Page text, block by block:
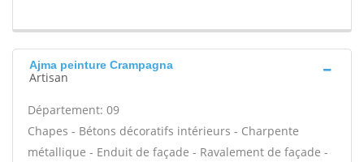
Ajma peinture Crampagna
Artisan
Département: 09
Chapes - Bétons décoratifs intérieurs - Charpente
métallique - Enduit de façade - Ravalement de façade -